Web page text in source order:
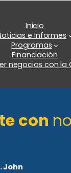
Inicio
e Informes
Programas
Financiación
negocios con la
con
John